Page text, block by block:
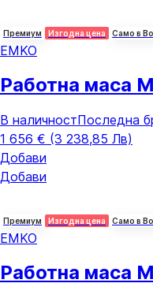
Премиум Изгодна цена Само в
EMKO
Работна маса
В наличностПоследна
1 656 € (3 238,85 Лв)
Добави
Добави
Премиум Изгодна цена Само в
EMKO
Работна маса